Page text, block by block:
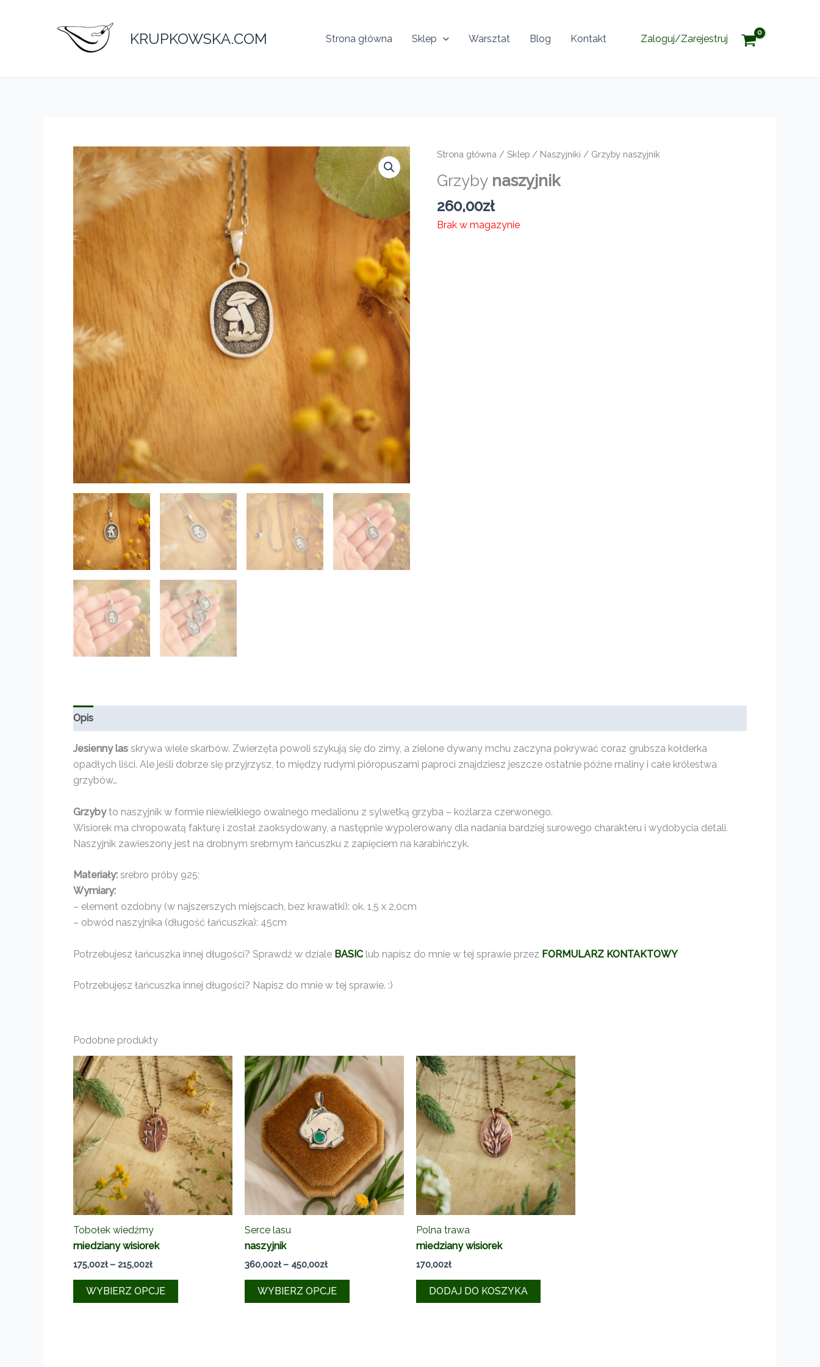
KRUPKOWSKA.COM Strona główna Sklep Warsztat Blog Kontakt Zaloguj/Zarejestruj
Strona główna /Sklep / Naszyjniki / Grzyby naszyjnik
Grzyby naszyjnik
260,00zł
Brak w magazynie
Opis
Jesienny las skrywa wiele skarbów. Zwierzęta powoli szykują się do zimy, a zielone dywany mchu zaczyna pokrywać coraz grubsza kołderka
opadłych liści. Ale jeśli dobrze się przyjrzysz, to między rudymi pióropuszami paproci znajdziesz jeszcze ostatnie późne maliny i całe królestwa
grzybów…
Grzybyto naszyjnik w formie niewielkiego owalnego medalionu z sylwetką grzyba – koźlarza czerwonego.
Wisiorek ma chropowatą fakturę i został zaoksydowany, a następnie wypolerowany dla nadania bardziej surowego charakteru i wydobycia detali.
Naszyjnik zawieszony jest na drobnym srebrnym łańcuszku z zapięciem na karabińczyk.
Materiały: srebro próby 925;
Wymiary:
– element ozdobny (w najszerszych miejscach, bez krawatki): ok. 1,5 x 2,0cm
– obwód naszyjnika (długość łańcuszka): 45cm
Potrzebujesz łańcuszka innej długości? Sprawdź w dziale BASIC lub napisz do mnie w tej sprawie przez FORMULARZ KONTAKTOWY
Potrzebujesz łańcuszka innej długości? Napisz do mnie w tej sprawie. :)
Podobne produkty
Tobołek wiedźmy
miedziany wisiorek
175,00zł – 215,00złZakres
od
175,00zł
WYBIERZ OPCJE
Ten
Serce lasu
naszyjnik
360,00zł – 450,00złZakres
od
360,00zł
WYBIERZ OPCJE
Ten
Polna trawa
miedziany wisiorek
170,00zł
DODAJ DO KOSZYKA